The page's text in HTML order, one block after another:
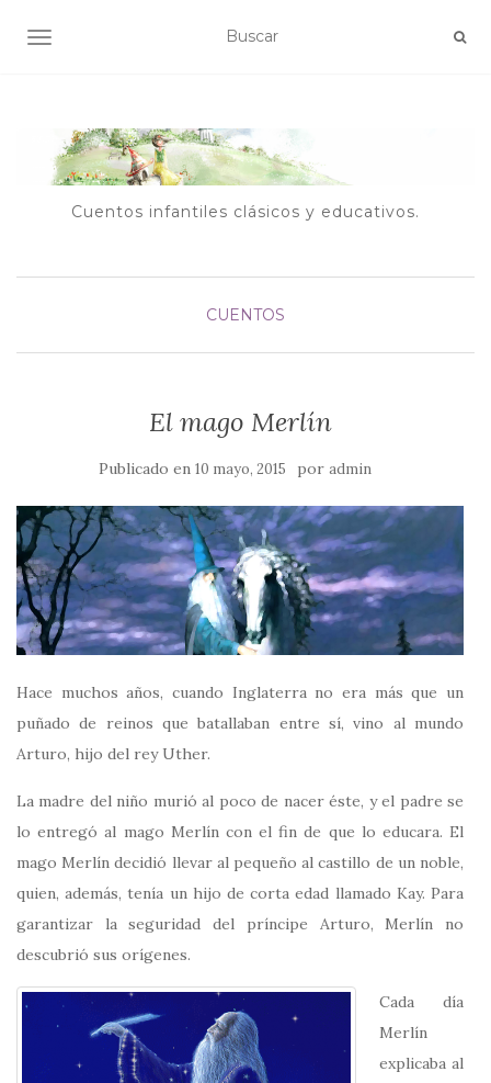
ALTERNAR NAVEGACIÓN
Cuentos infantiles clásicos y educativos.
CUENTOS
El mago Merlín
Publicado en 10 mayo, 2015 por admin
Hace muchos años, cuando Inglaterra no era más que un
puñado de reinos que batallaban entre sí, vino al mundo
Arturo, hijo del rey Uther.
La madre del niño murió al poco de nacer éste, y el padre se
lo entregó al mago Merlín con el fin de que lo educara. El
mago Merlín decidió llevar al pequeño al castillo de un noble,
quien, además, tenía un hijo de corta edad llamado Kay. Para
garantizar la seguridad del príncipe Arturo, Merlín no
descubrió sus orígenes.
Cada día
Merlín
explicaba al